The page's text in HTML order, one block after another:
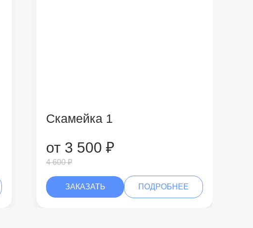
Скамейка 1
от 3 500 ₽
4 600 ₽
ЗАКАЗАТЬ ПОДРОБНЕЕ